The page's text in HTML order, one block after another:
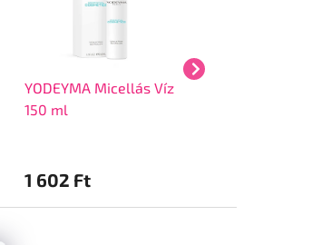
YODEYMA Micellás Víz
150 ml
1 602 Ft